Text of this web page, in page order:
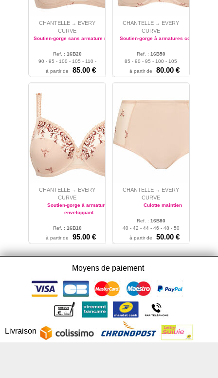
CHANTELLE → EVERY
CURVE
Soutien-gorge sans armature maintien
Ref. : 16B20
90 - 95 - 100 - 105 - 110 -
115
à partir de 85.00 €
CHANTELLE → EVERY
CURVE
Soutien-gorge à armatures corbeille
Ref. : 16B50
85 - 90 - 95 - 100 - 105
à partir de
80.00 €
CHANTELLE → EVERY
CURVE
Soutien-gorge à armatures
enveloppant
Ref. : 16B10
85 - 90 - 95 - 100 - 105 -
à partir de 95.00 €
CHANTELLE → EVERY
CURVE
Culotte maintien
Ref. : 16B80
40 - 42 - 44 - 46 - 48 - 50
à partir de
50.00 €
Moyens de paiement
Livraison